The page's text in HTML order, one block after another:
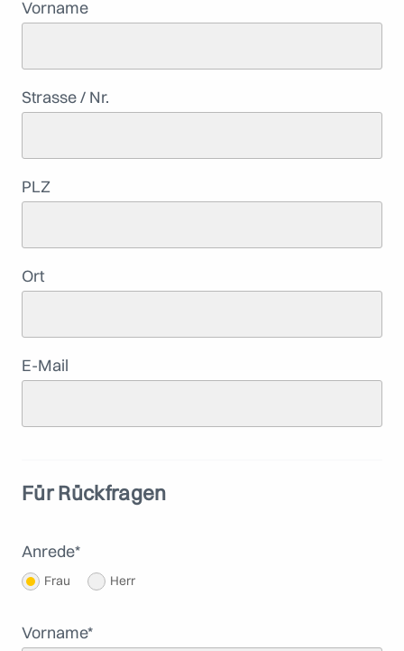
Vorname
Strasse / Nr.
PLZ
Ort
E-Mail
Für Rückfragen
Anrede*
Frau Herr
Vorname*